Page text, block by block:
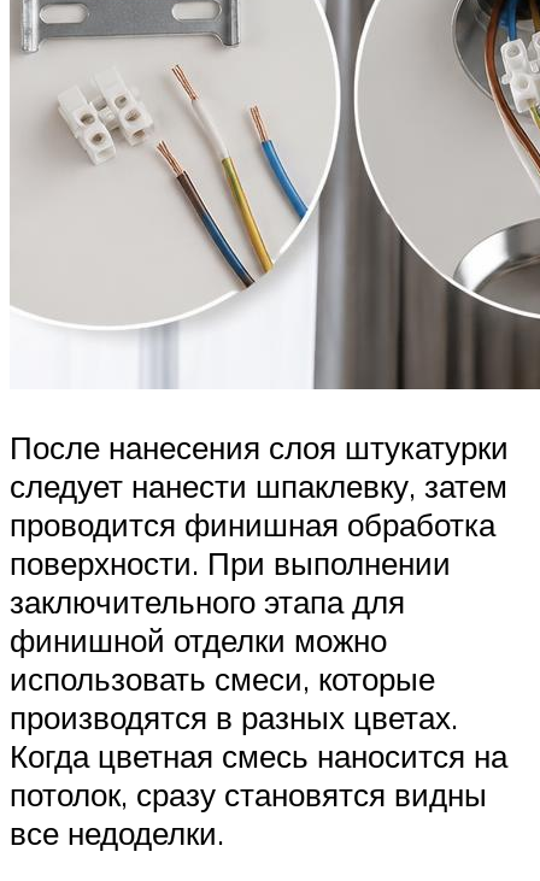
После нанесения слоя штукатурки
следует нанести шпаклевку, затем
проводится финишная обработка
поверхности. При выполнении
заключительного этапа для
финишной отделки можно
использовать смеси, которые
производятся в разных цветах.
Когда цветная смесь наносится на
потолок, сразу становятся видны
все недоделки.